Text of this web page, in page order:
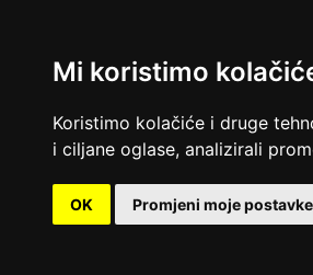
Mi koristimo
Koristimo kolačiće i druge
i ciljane oglase, analizirali
OK Promjeni moje postavke